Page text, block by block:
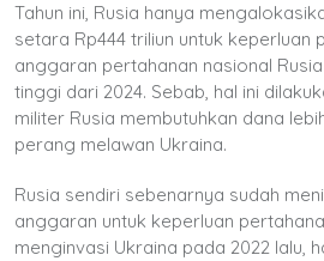
Tahun ini, Rusia hanya
setara Rp444 triliun untuk keperluan
anggaran pertahanan nasional
tinggi dari 2024. Sebab, hal ini
militer Rusia membutuhkan dana
perang melawan Ukraina.
Rusia sendiri sebenarnya sudah
anggaran untuk keperluan
menginvasi Ukraina pada 2022 lalu,